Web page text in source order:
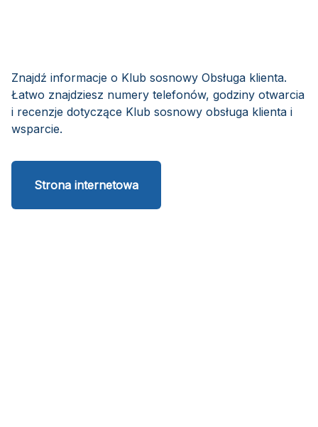
Znajdź informacje o Klub sosnowy Obsługa klienta.
Łatwo znajdziesz numery telefonów, godziny otwarcia
i recenzje dotyczące Klub sosnowy obsługa klienta i
wsparcie.
Strona internetowa